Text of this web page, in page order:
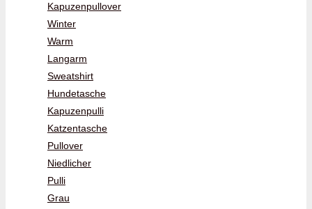
Kapuzenpullover
Winter
Warm
Langarm
Sweatshirt
Hundetasche
Kapuzenpulli
Katzentasche
Pullover
Niedlicher
Pulli
Grau